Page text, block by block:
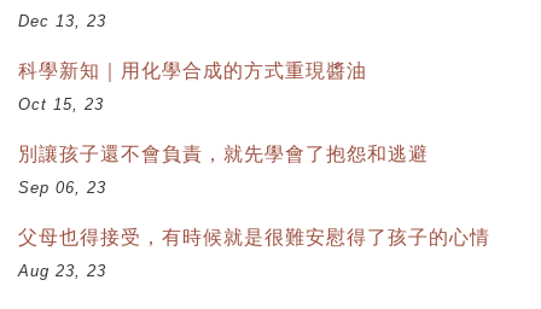
Dec 13, 23
科學新知｜用化學合成的方式重現醬油
Oct 15, 23
別讓孩子還不會負責，就先學會了抱怨和逃避
Sep 06, 23
父母也得接受，有時候就是很難安慰得了孩子的心情
Aug 23, 23